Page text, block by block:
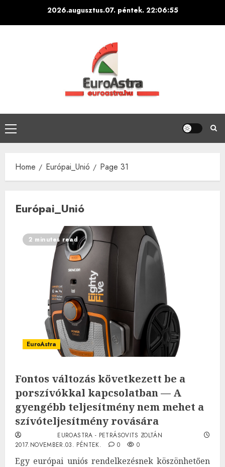
2026.augusztus.07. péntek. 22:06:57
Primary
Menu
Home Európai_Unió Page 31
Európai_Unió
2 minutes read
EuroAstra
Fontos változás következett be a
porszívókkal kapcsolatban — A
gyengébb teljesítmény nem mehet a
szívóteljesítmény rovására
EUROASTRA - PETRÁSOVITS ZOLTÁN
2017.NOVEMBER.03. PÉNTEK.
0 0
Egy európai uniós rendelkezésnek köszönhetően